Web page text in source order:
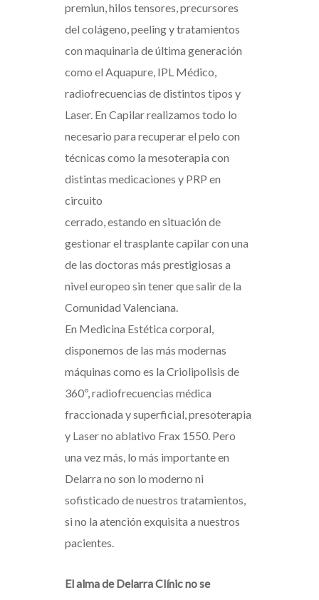
premiun, hilos tensores, precursores
del colágeno, peeling y tratamientos
con maquinaria de última generación
como el Aquapure, IPL Médico,
radiofrecuencias de distintos tipos y
Laser. En Capilar realizamos todo lo
necesario para recuperar el pelo con
técnicas como la mesoterapia con
distintas medicaciones y PRP en
circuito
cerrado, estando en situación de
gestionar el trasplante capilar con una
de las doctoras más prestigiosas a
nivel europeo sin tener que salir de la
Comunidad Valenciana.
En Medicina Estética corporal,
disponemos de las más modernas
máquinas como es la Criolipolisis de
360º, radiofrecuencias médica
fraccionada y superficial, presoterapia
y Laser no ablativo Frax 1550. Pero
una vez más, lo más importante en
Delarra no son lo moderno ni
sofisticado de nuestros tratamientos,
si no la atención exquisita a nuestros
pacientes.
El alma de Delarra Clínic no se